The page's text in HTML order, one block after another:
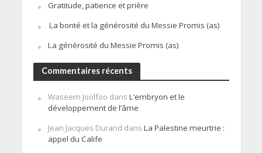
Gratitude, patience et prière
La bonté et la générosité du Messie Promis (as)
La générosité du Messie Promis (as)
Commentaires récents
Waseem Joolfoo dans L’embryon et le
développement de l’âme
Jean Jacques Durand dans La Palestine meurtrie :
appel du Calife